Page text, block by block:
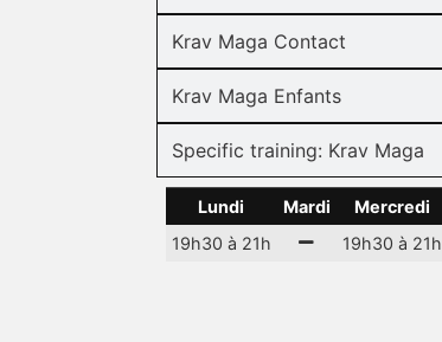
Krav Maga Contact
Krav Maga Enfants
Specific training: Krav Maga
Lundi Mardi
Mercredi
19h30 à 21h
19h30 à 21h